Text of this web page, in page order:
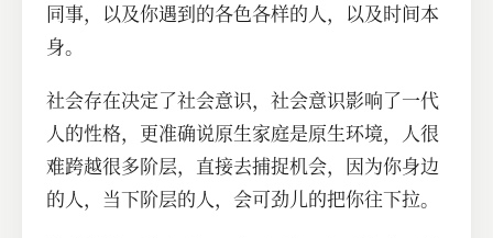
同事，以及你遇到的各色各样的人，以及时间本
身。
社会存在决定了社会意识，社会意识影响了一代
人的性格，更准确说原生家庭是原生环境，人很
难跨越很多阶层，直接去捕捉机会，因为你身边
的人，当下阶层的人，会可劲儿的把你往下拉。